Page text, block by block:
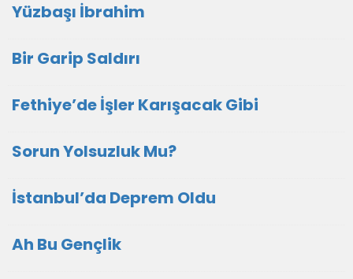
Yüzbaşı İbrahim
Bir Garip Saldırı
Fethiye’de İşler Karışacak Gibi
Sorun Yolsuzluk Mu?
İstanbul’da Deprem Oldu
Ah Bu Gençlik